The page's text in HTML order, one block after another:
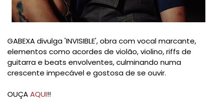
GABEXA divulga 'INVISIBLE', obra com vocal marcante,
elementos como acordes de violão, violino, riffs de
guitarra e beats envolventes, culminando numa
crescente impecável e gostosa de se ouvir.
OUÇAAQUI!!